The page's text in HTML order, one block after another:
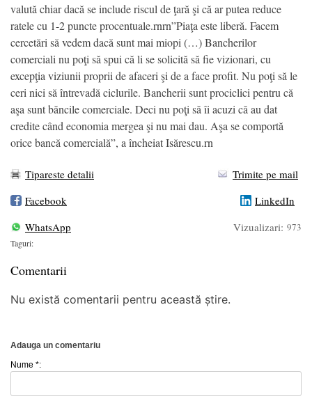
valută chiar dacă se include riscul de ţară şi că ar putea reduce
ratele cu 1-2 puncte procentuale.rnrn”Piaţa este liberă. Facem
cercetări să vedem dacă sunt mai miopi (…) Bancherilor
comerciali nu poţi să spui că li se solicită să fie vizionari, cu
excepţia viziunii proprii de afaceri şi de a face profit. Nu poţi să le
ceri nici să întrevadă ciclurile. Bancherii sunt prociclici pentru că
aşa sunt băncile comerciale. Deci nu poţi să îi acuzi că au dat
credite când economia mergea şi nu mai dau. Aşa se comportă
orice bancă comercială”, a încheiat Isărescu.rn
Tipareste detalii
Trimite pe mail
Facebook
LinkedIn
WhatsApp
Vizualizari: 973
Taguri:
Comentarii
Nu există comentarii pentru această știre.
Adauga un comentariu
Nume *: